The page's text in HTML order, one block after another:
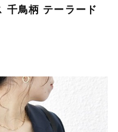
千鳥柄 テーラード